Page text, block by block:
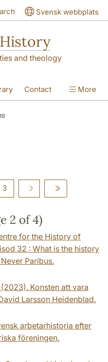
Svensk webbplats
and theology
Contact More
3
2 of 4)
for the History of
32 : What is the history
Paribus.
Konsten att vara
Larsson Heidenblad.
arbetarhistoria efter
föreningen.